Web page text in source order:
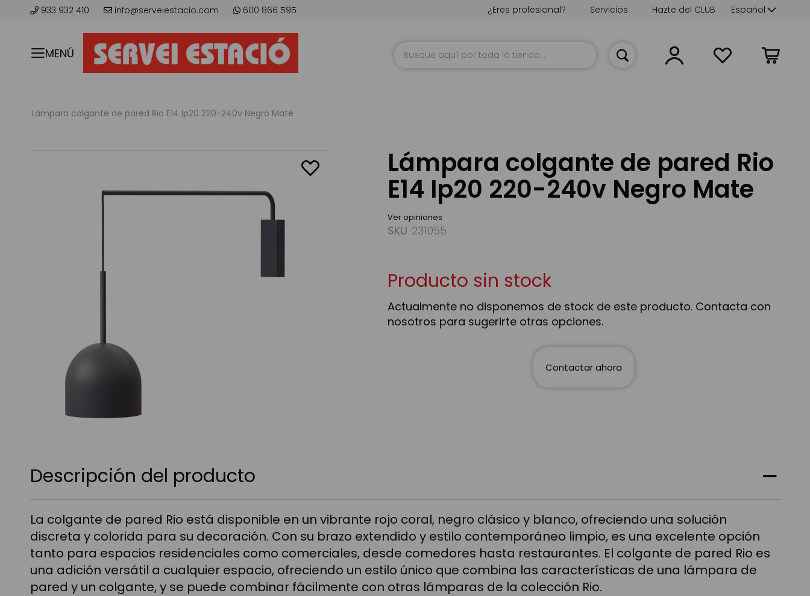
933 932 410 info@serveiestacio.com 600 866 595 Lenguaje
Español
Hazte del CLUB
Servicios
¿Eres profesional?
MENÚ
Mi cesta
Lámpara colgante de pared Rio E14 Ip20 220-240v Negro Mate
Lámpara colgante de pared Rio
E14 Ip20 220-240v Negro Mate
Ver opiniones
SKU 231055
Producto sin stock
Actualmente no disponemos de stock de este producto. Contacta con
nosotros para sugerirte otras opciones.
Contactar ahora
al
comienzo
la
de
imágenes
Descripción del producto
La colgante de pared Rio está disponible en un vibrante rojo coral, negro clásico y blanco, ofreciendo una solución
discreta y colorida para su decoración. Con su brazo extendido y estilo contemporáneo limpio, es una excelente opción
tanto para espacios residenciales como comerciales, desde comedores hasta restaurantes. El colgante de pared Rio es
una adición versátil a cualquier espacio, ofreciendo un estilo único que combina las características de una lámpara de
pared y un colgante, y se puede combinar fácilmente con otras lámparas de la colección Rio.